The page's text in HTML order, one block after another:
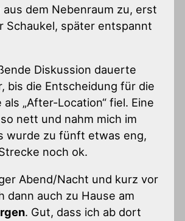
aus dem Nebenraum zu, erst
Schaukel, später entspannt
Diskussion dauerte
bis die Entscheidung für die
„After-Location“ fiel. Eine
nett und nahm mich im
wurde zu fünft etwas eng,
noch ok.
Abend/Nacht und kurz vor
dann auch zu Hause am
. Gut, dass ich ab dort